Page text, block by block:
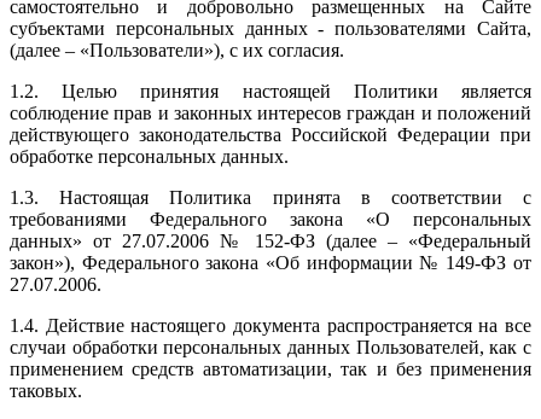
самостоятельно и добровольно размещенных на Сайте
субъектами персональных данных - пользователями Сайта,
(далее – «Пользователи»), с их согласия.
1.2. Целью принятия настоящей Политики является
соблюдение прав и законных интересов граждан и положений
действующего законодательства Российской Федерации при
обработке персональных данных.
1.3. Настоящая Политика принята в соответствии с
требованиями Федерального закона «О персональных
данных» от 27.07.2006 № 152-ФЗ (далее – «Федеральный
закон»), Федерального закона «Об информации № 149-ФЗ от
27.07.2006.
1.4. Действие настоящего документа распространяется на все
случаи обработки персональных данных Пользователей, как с
применением средств автоматизации, так и без применения
таковых.